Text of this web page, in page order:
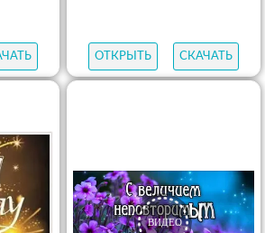
ОТКРЫТЬ СКАЧАТЬ